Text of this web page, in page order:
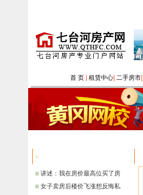
首 页| 租赁中心| 二手房市|
讲述：我在房价最高位买了房
女子卖房后楼价飞涨想反悔私